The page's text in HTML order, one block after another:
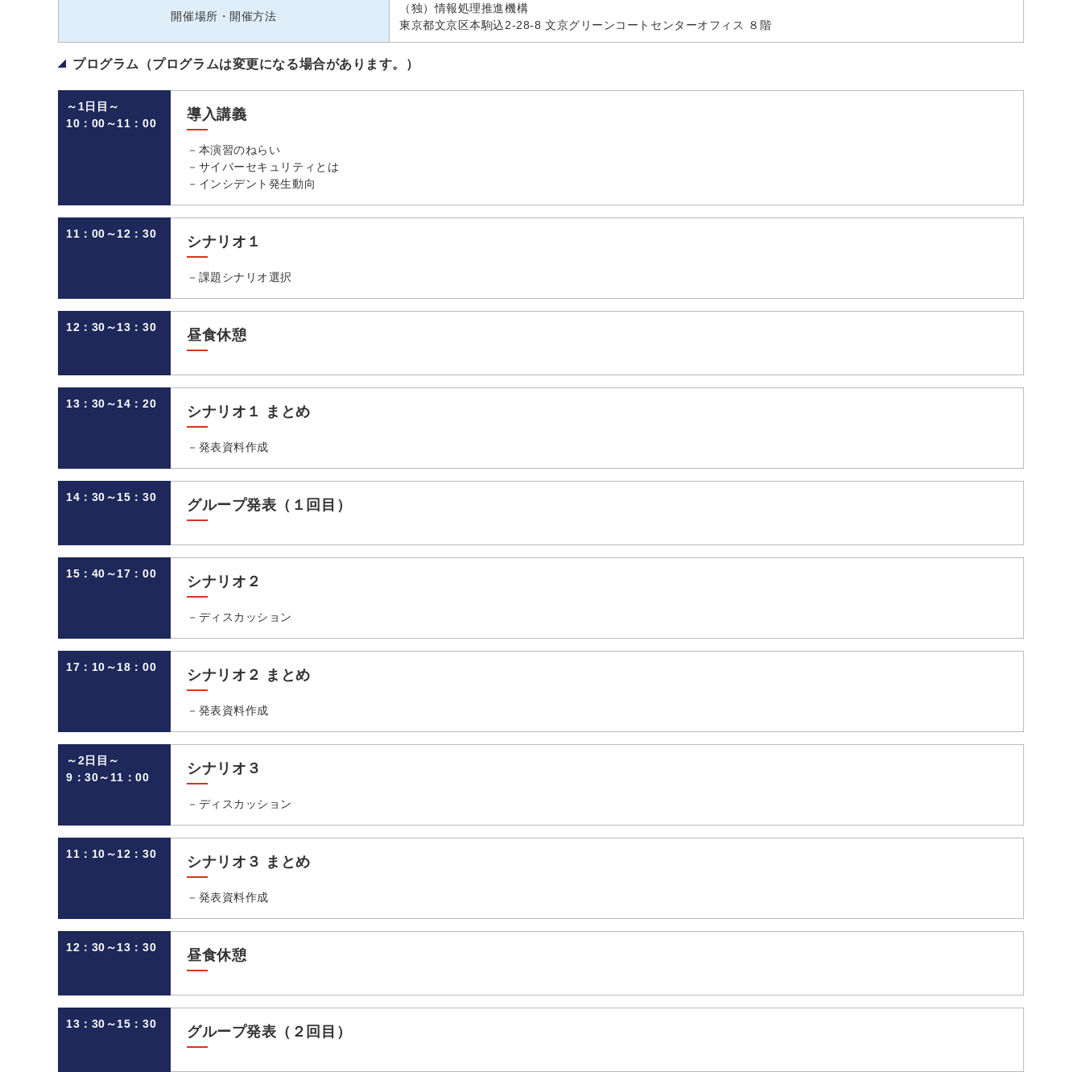
開催場所・開催方法
（独）情報処理推進機構
東京都文京区本駒込2-28-8 文京グリーンコートセンターオフィス ８階
プログラム（プログラムは変更になる場合があります。）
～1日目～
10：00～11：00
導入講義
－本演習のねらい
－サイバーセキュリティとは
－インシデント発生動向
11：00～12：30 シナリオ１
－課題シナリオ選択
12：30～13：30 昼食休憩
13：30～14：20 シナリオ１ まとめ
－発表資料作成
14：30～15：30 グループ発表（１回目）
15：40～17：00 シナリオ２
－ディスカッション
17：10～18：00 シナリオ２ まとめ
－発表資料作成
～2日目～
9：30～11：00
シナリオ３
－ディスカッション
11：10～12：30 シナリオ３ まとめ
－発表資料作成
12：30～13：30 昼食休憩
13：30～15：30 グループ発表（２回目）